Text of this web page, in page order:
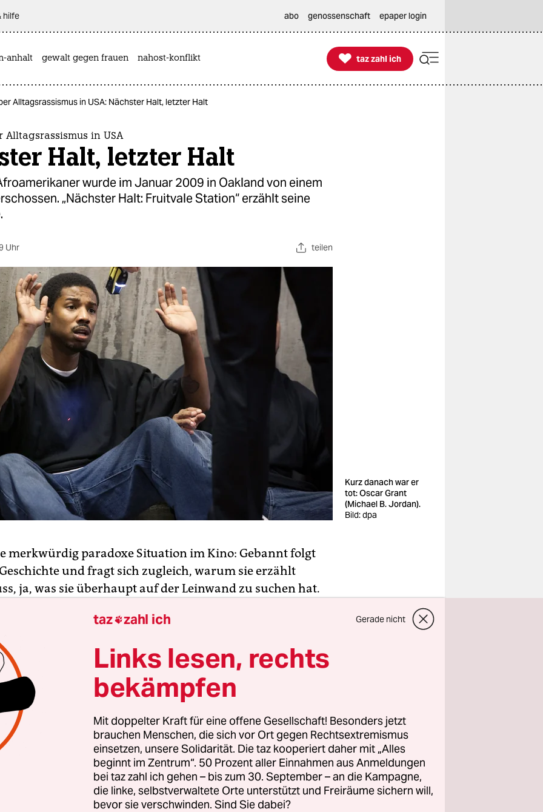
hilfe abo genossenschaft epaper login
anhalt gewalt gegen frauen nahost-konflikt 
taz zahl ich
taz zahl ich
Alltagsrassismus in USA: Nächster Halt, letzter Halt
Alltagsrassismus in USA
Halt, letzter Halt
wurde im Januar 2009 in Oakland von einem
„Nächster Halt: Fruitvale Station“ erzählt seine
Uhr teilen
Kurz danach war er
tot: Oscar Grant
(Michael B. Jordan).
Bild: dpa
merkwürdig paradoxe Situation im Kino: Gebannt folgt
und fragt sich zugleich, warum sie erzählt
ja, was sie überhaupt auf der Leinwand zu suchen hat.
die mit der Energie des Helden Schritt hält, nimmt
in „Nächster Halt: Fruitvale Station“ mit in den Alltag
Afroamerikaners aus Oakland. Oscars leicht
Gebaren ist nicht unsympathisch, sein breitbeiniger
Forsches, als wolle er die Welt erobern. Ausgelassen
seiner kleinen Tochter, springt beim Wettrennen aufs
versucht seine verärgerte Freundin (Melonie Diaz) zu
die ihm eine frühere Affäre vorhält. Nachdem er sie zur
hat, erledigt Oscar die Besorgungen für die
seiner Mutter. Es scheint ein ganz gewöhnlicher Tag.
wissen wir mehr als der junge Mann auf der Leinwand.
taz zahl ich Gerade nicht
Links lesen, rechts
bekämpfen
Mit doppelter Kraft für eine offene Gesellschaft! Besonders jetzt
brauchen Menschen, die sich vor Ort gegen Rechtsextremismus
einsetzen, unsere Solidarität. Die taz kooperiert daher mit „Alles
beginnt im Zentrum“. 50 Prozent aller Einnahmen aus Anmeldungen
bei taz zahl ich gehen – bis zum 30. September – an die Kampagne,
die linke, selbstverwaltete Orte unterstützt und Freiräume sichern will,
bevor sie verschwinden. Sind Sie dabei?